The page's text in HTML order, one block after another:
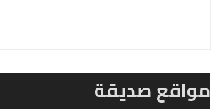
مواقع صديقة